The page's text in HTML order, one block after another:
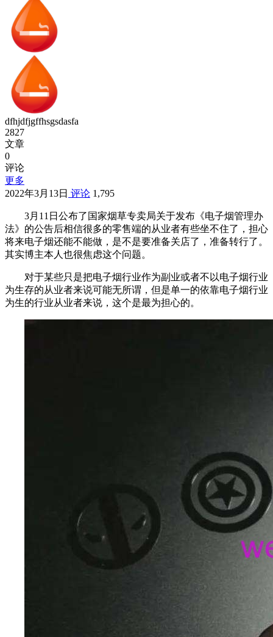
dfhjdfjgffhsgsdasfa
2827
文章
0
评论
更多
2022年3月13日 评论 1,795
3月11日公布了国家烟草专卖局关于发布《电子烟管理办
法》的公告后相信很多的零售端的从业者有些坐不住了，担心
将来电子烟还能不能做，是不是要准备关店了，准备转行了。
其实博主本人也很焦虑这个问题。
对于某些只是把电子烟行业作为副业或者不以电子烟行业
为生存的从业者来说可能无所谓，但是单一的依靠电子烟行业
为生的行业从业者来说，这个是最为担心的。